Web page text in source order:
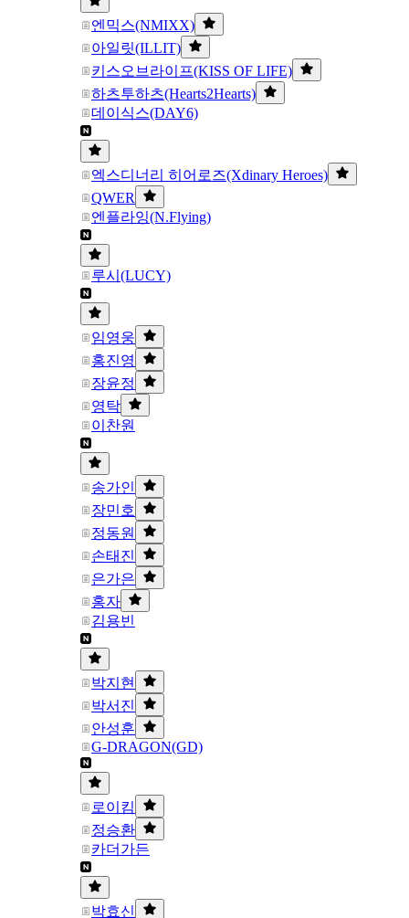
엔믹스(NMIXX)
아일릿(ILLIT)
키스오브라이프(KISS OF LIFE)
하츠투하츠(Hearts2Hearts)
데이식스(DAY6)
엑스디너리 히어로즈(Xdinary Heroes)
QWER
엔플라잉(N.Flying)
루시(LUCY)
임영웅
홍진영
장윤정
영탁
이찬원
송가인
장민호
정동원
손태진
은가은
홍자
김용빈
박지현
박서진
안성훈
G-DRAGON(GD)
로이킴
정승환
카더가든
박효신